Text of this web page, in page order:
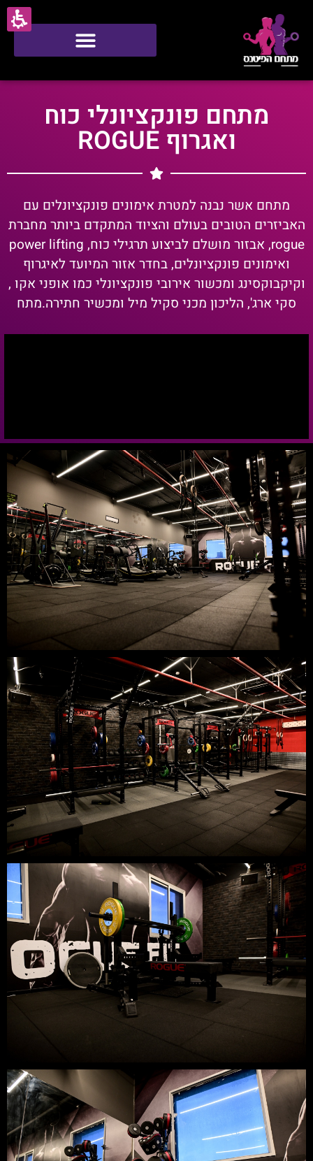
מתחם פונקציונלי כוח
ואגרוף ROGUE
מתחם אשר נבנה למטרת אימונים פונקציונלים עם
האביזרים הטובים בעולם והציוד המתקדם ביותר מחברת
rogue, אבזור מושלם לביצוע תרגילי כוח, power lifting
ואימונים פונקציונלים, בחדר אזור המיועד לאיגרוף
וקיקבוקסינג ומכשור אירובי פונקציונלי כמו אופני אקו ,
סקי ארג', הליכון מכני סקיל מיל ומכשיר חתירה.מתח